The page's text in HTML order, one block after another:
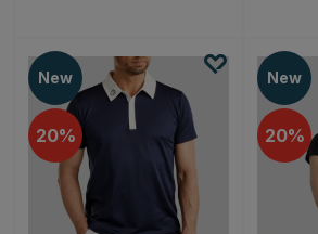
New
20
New
20